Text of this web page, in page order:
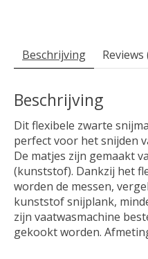
Beschrijving Reviews
Beschrijving
Dit flexibele zwarte
perfect voor het snijden
De matjes zijn gemaakt
(kunststof). Dankzij het
worden de messen,
kunststof snijplank,
zijn vaatwasmachine
gekookt worden.